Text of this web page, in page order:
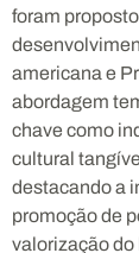
foram
americana e
abordagem
chave como
cultural
destacando a
promoção de
valorização do